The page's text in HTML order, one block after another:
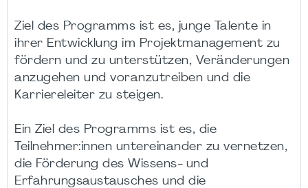
Ziel des Programms ist es, junge Talente in
ihrer Entwicklung im Projektmanagement zu
fördern und zu unterstützen, Veränderungen
anzugehen und voranzutreiben und die
Karriereleiter zu steigen.
Ein Ziel des Programms ist es, die
Teilnehmer:innen untereinander zu vernetzen,
die Förderung des Wissens- und
Erfahrungsaustausches und die